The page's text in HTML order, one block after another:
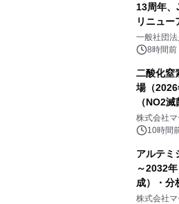
13周年
リニュー
一般社団
8時間前
二酸化窒
場（
（NO2
ーおよび
他）・分
株式会社
10時間
アルテミ
～2032
成）・分
株式会社